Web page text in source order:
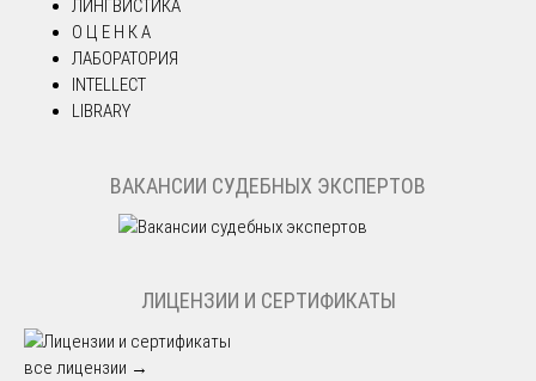
ЛИНГВИСТИКА
О Ц Е Н К А
ЛАБОРАТОРИЯ
INTELLECT
LIBRARY
ВАКАНСИИ СУДЕБНЫХ ЭКСПЕРТОВ
ЛИЦЕНЗИИ И СЕРТИФИКАТЫ
все лицензии →